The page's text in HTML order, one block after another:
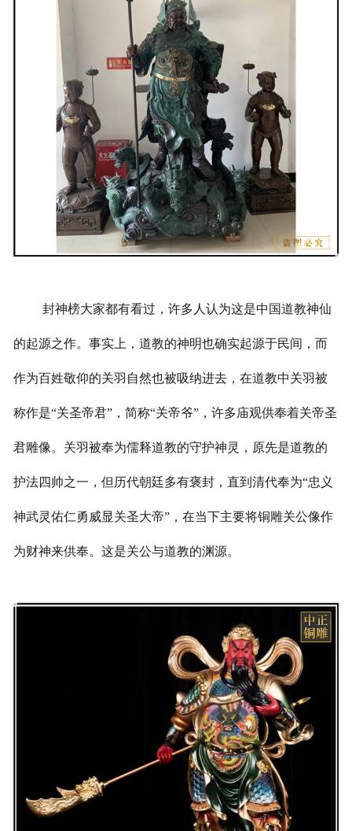
封神榜大家都有看过，许多人认为这是中国道教神仙
的起源之作。事实上，道教的神明也确实起源于民间，而
作为百姓敬仰的关羽自然也被吸纳进去，在道教中关羽被
称作是“关圣帝君”，简称“关帝爷”，许多庙观供奉着关帝圣
君雕像。关羽被奉为儒释道教的守护神灵，原先是道教的
护法四帅之一，但历代朝廷多有褒封，直到清代奉为“忠义
神武灵佑仁勇威显关圣大帝”，在当下主要将铜雕关公像作
为财神来供奉。这是关公与道教的渊源。